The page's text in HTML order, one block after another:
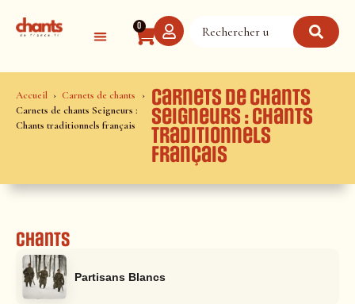
0
Accueil
Carnets de chants
Carnets de chants Seigneurs :
Chants traditionnels français
Carnets de chants
Seigneurs : Chants
traditionnels
français
Chants
Partisans Blancs